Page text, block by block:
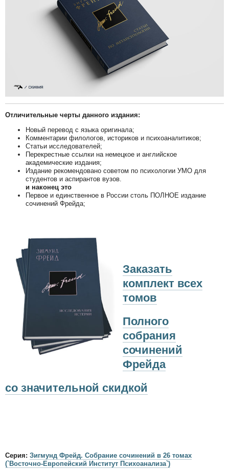
Отличительные черты данного издания:
Новый перевод с языка оригинала;
Комментарии филологов, историков и психоаналитиков;
Статьи исследователей;
Перекрестные ссылки на немецкое и английское
академические издания;
Издание рекомендовано советом по психологии УМО для
студентов и аспирантов вузов.
и наконец это
Первое и единственное в России столь ПОЛНОЕ издание
сочинений Фрейда;
Заказать
комплект всех
томов
Полного
собрания
сочинений
Фрейда
со значительной скидкой
Серия: Зигмунд Фрейд. Собрание сочинений в 26 томах
(`Восточно-Европейский Институт Психоанализа`)